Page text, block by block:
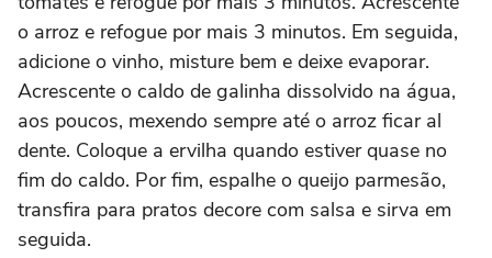
o arroz e refogue por mais 3 minutos. Em seguida,
adicione o vinho, misture bem e deixe evaporar.
Acrescente o caldo de galinha dissolvido na água,
aos poucos, mexendo sempre até o arroz ficar al
dente. Coloque a ervilha quando estiver quase no
fim do caldo. Por fim, espalhe o queijo parmesão,
transfira para pratos decore com salsa e sirva em
seguida.